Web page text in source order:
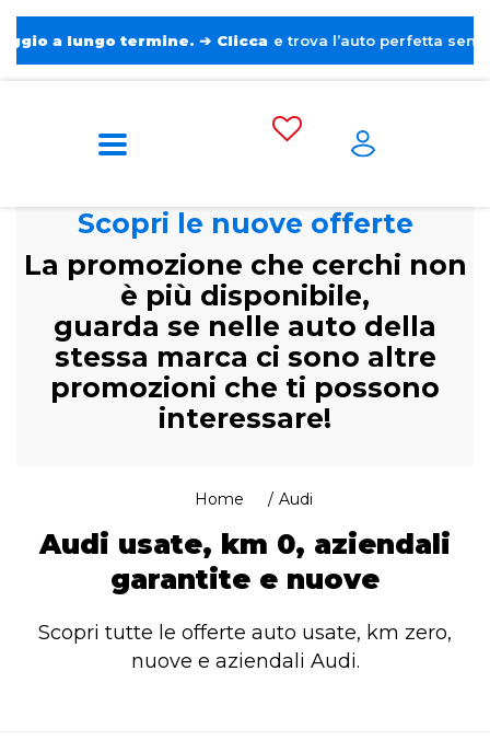
lungo termine. ➔ Clicca e trova l’auto perfetta senza
Scopri le nuove offerte
La promozione che cerchi non
è più disponibile,
guarda se nelle auto della
stessa marca ci sono altre
promozioni che ti possono
interessare!
Home Audi
Audi usate, km 0, aziendali
garantite e nuove
Scopri tutte le offerte auto usate, km zero,
nuove e aziendali Audi.